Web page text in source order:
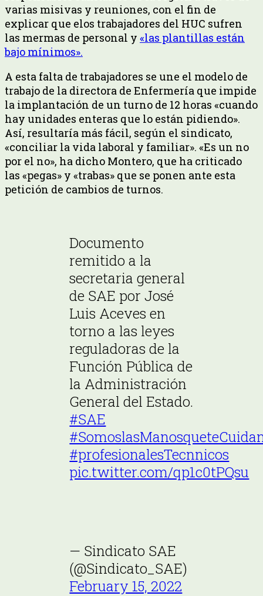
varias misivas y reuniones, con el fin de
explicar que elos trabajadores del HUC sufren
las mermas de personal y «las plantillas están
bajo mínimos».
A esta falta de trabajadores se une el modelo de
trabajo de la directora de Enfermería que impide
la implantación de un turno de 12 horas «cuando
hay unidades enteras que lo están pidiendo».
Así, resultaría más fácil, según el sindicato,
«conciliar la vida laboral y familiar». «Es un no
por el no», ha dicho Montero, que ha criticado
las «pegas» y «trabas» que se ponen ante esta
petición de cambios de turnos.
Documento
remitido a la
secretaria general
de SAE por José
Luis Aceves en
torno a las leyes
reguladoras de la
Función Pública de
la Administración
General del Estado.
#SAE
#profesionalesTecnnicos
pic.twitter.com/qp1c0tPQsu
— Sindicato SAE
(@Sindicato_SAE)
February 15, 2022